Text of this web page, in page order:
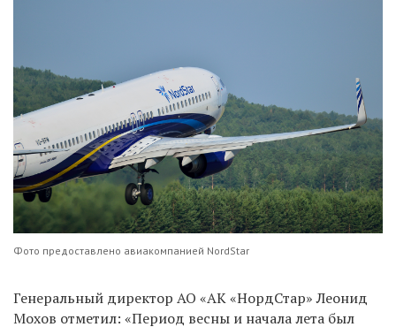
Фото предоставлено авиакомпанией NordStar
Генеральный директор АО «АК «НордСтар» Леонид
Мохов отметил: «Период весны и начала лета был